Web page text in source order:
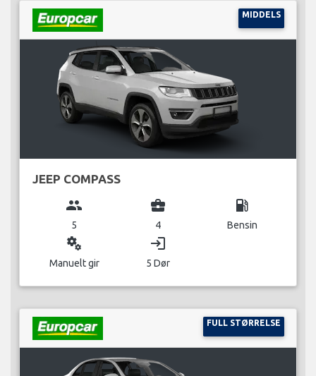
MIDDELS
JEEP COMPASS
group
5
business_center
4
local_gas_station
Bensin
miscellaneous_services
Manuelt gir
login
5 Dør
FULL STØRRELSE